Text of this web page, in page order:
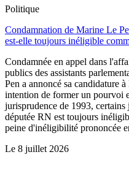
Politique
Condamnation de Marine Le
est-elle toujours inéligible
Condamnée en appel dans
publics des assistants
Pen a annoncé sa candidature
intention de former un pourvoi
jurisprudence de 1993,
députée RN est toujours
peine d'inéligibilité prononcée
Le 8 juillet 2026